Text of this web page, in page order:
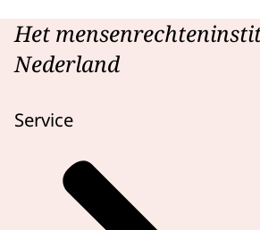
Het
Nederland
Service